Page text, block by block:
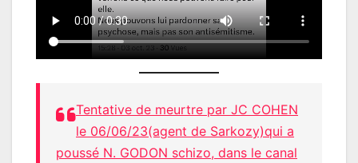
Tentative de meurtre par JC COHEN
le 06/06/23(agent de Sarkozy)qui a
poussé N. GODON schizo, dans le canal